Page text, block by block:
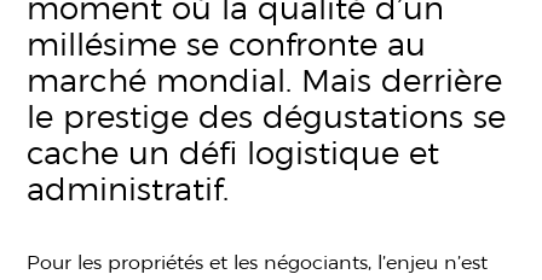
moment où la qualité d’un
millésime se confronte au
marché mondial. Mais derrière
le prestige des dégustations se
cache un défi logistique et
administratif.
Pour les propriétés et les négociants, l’enjeu n’est